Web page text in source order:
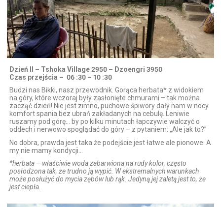
Dzień II – Tshoka Village 2950 – Dzoengri 3950
Czas przejścia – 06 :30 – 10 :30
Budzi nas Bikki, nasz przewodnik. Gorąca herbata* z widokiem
na góry, które wczoraj były zasłonięte chmurami – tak można
zacząć dzień! Nie jest zimno, puchowe śpiwory dały nam w nocy
komfort spania bez ubrań zakładanych na cebulę. Leniwie
ruszamy pod górę… by po kilku minutach łapczywie walczyć o
oddech i nerwowo spoglądać do góry – z pytaniem: „Ale jak to?”
No dobra, prawda jest taka że podejście jest łatwe ale pionowe. A
my nie mamy kondycji…
*herbata – właściwie woda zabarwiona na rudy kolor, często
posłodzona tak, że trudno ją wypić. W ekstremalnych warunkach
może posłużyć do mycia zębów lub rąk. Jedyną jej zaletą jest to, że
jest ciepła.